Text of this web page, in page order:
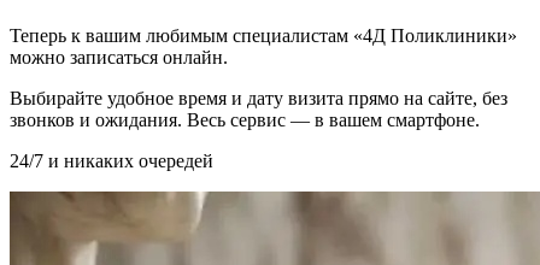
Теперь к вашим любимым специалистам «4Д Поликлиники»
можно записаться онлайн.
Выбирайте удобное время и дату визита прямо на сайте, без
звонков и ожидания. Весь сервис — в вашем смартфоне.
24/7 и никаких очередей